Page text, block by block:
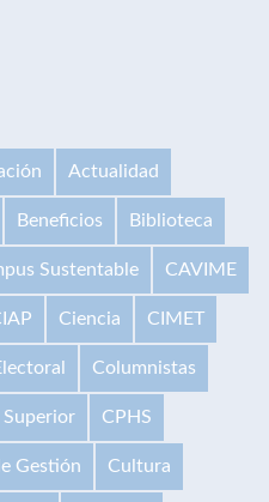
Actualidad
Beneficios Biblioteca
Sustentable CAVIME
Ciencia CIMET
Columnistas
Superior CPHS
Gestión Cultura